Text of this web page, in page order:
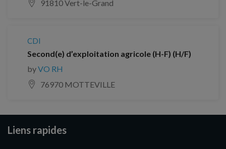
91810 Vert-le-Grand
CDI
Second(e) d’exploitation agricole (H-F) (H/F)
byVO RH
76970 MOTTEVILLE
Liens rapides